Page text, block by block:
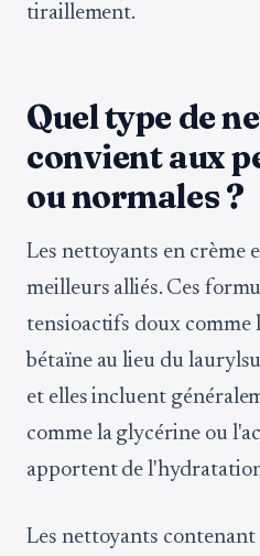
tiraillement.
Quel type de
convient aux
ou normales ?
Les nettoyants en crème
meilleurs alliés. Ces
tensioactifs doux comme
bétaïne au lieu du
et elles incluent
comme la glycérine ou
apportent de
Les nettoyants contenant